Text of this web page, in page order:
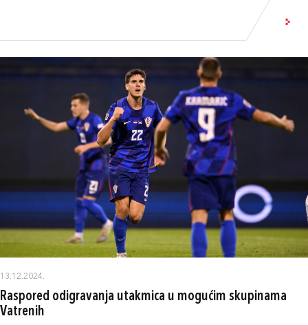
13.12.2024.
Raspored odigravanja utakmica u mogućim skupinama
Vatrenih